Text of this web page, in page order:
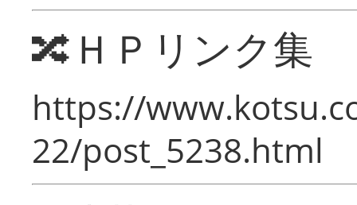
🔀ＨＰリンク集
https://
22/post_5238.html